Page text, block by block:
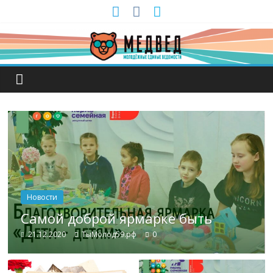
Новости
Самой доброй ярмарке быть
21.12.2020 ТыМолод59.рф 0